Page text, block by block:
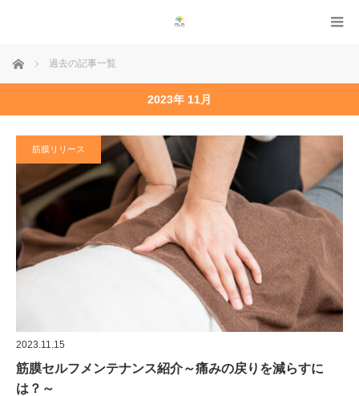
ホーム 過去の記事一覧
2023年 11月
筋膜リリース
2023.11.15
筋膜セルフメンテナンス紹介～痛みの戻りを減らすに
は？～